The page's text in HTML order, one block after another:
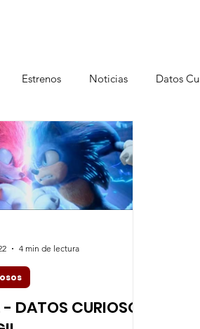
Estrenos Noticias Datos
Entrevistas
DATOS CURIOSOS
4 min de lectura